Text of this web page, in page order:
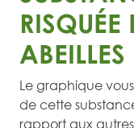
RISQUÉE
ABEILLES
Le graphique
de cette
rapport aux